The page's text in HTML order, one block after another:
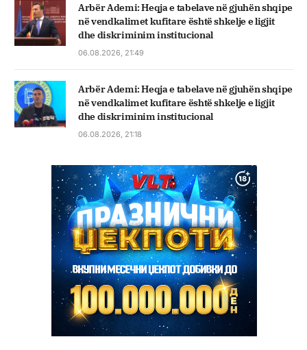
Arbër Ademi: Heqja e tabelave në gjuhën shqipe
në vendkalimet kufitare është shkelje e ligjit
dhe diskriminim institucional
06.08.2026, 21:49
Arbër Ademi: Heqja e tabelave në gjuhën shqipe
në vendkalimet kufitare është shkelje e ligjit
dhe diskriminim institucional
06.08.2026, 21:18